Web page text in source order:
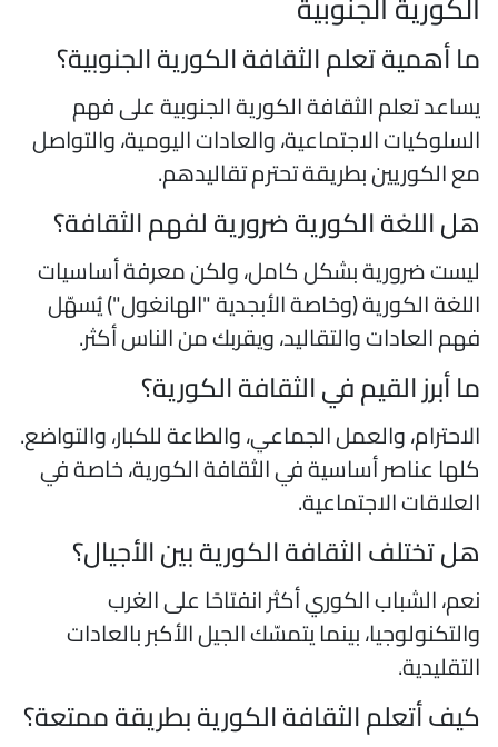
أهمية تعلم الثقافة الكورية الجنوبية؟
تعلم الثقافة الكورية الجنوبية على فهم
الاجتماعية، والعادات اليومية، والتواصل
الكوريين بطريقة تحترم تقاليدهم.
اللغة الكورية ضرورية لفهم الثقافة؟
ضرورية بشكل كامل، ولكن معرفة أساسيات
الكورية (وخاصة الأبجدية "الهانغول") يُسهّل
العادات والتقاليد، ويقربك من الناس أكثر.
أبرز القيم في الثقافة الكورية؟
والعمل الجماعي، والطاعة للكبار، والتواضع.
عناصر أساسية في الثقافة الكورية، خاصة في
الاجتماعية.
تختلف الثقافة الكورية بين الأجيال؟
الشباب الكوري أكثر انفتاحًا على الغرب
بينما يتمسّك الجيل الأكبر بالعادات
أتعلم الثقافة الكورية بطريقة ممتعة؟